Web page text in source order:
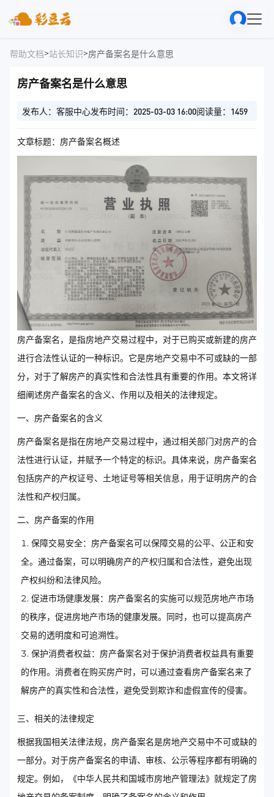
帮助文档>站长知识>房产备案名是什么意思
房产备案名是什么意思
发布人：客服中心发布时间：2025-03-03 16:00阅读量：1459
文章标题：房产备案名概述
房产备案名，是指房地产交易过程中，对于已购买或新建的房产
进行合法性认证的一种标识。它是房地产交易中不可或缺的一部
分，对于了解房产的真实性和合法性具有重要的作用。本文将详
细阐述房产备案名的含义、作用以及相关的法律规定。
一、房产备案名的含义
房产备案名是指在房地产交易过程中，通过相关部门对房产的合
法性进行认证，并赋予一个特定的标识。具体来说，房产备案名
包括房产的产权证号、土地证号等相关信息，用于证明房产的合
法性和产权归属。
二、房产备案的作用
保障交易安全：房产备案名可以保障交易的公平、公正和安
全。通过备案，可以明确房产的产权归属和合法性，避免出现
产权纠纷和法律风险。
促进市场健康发展：房产备案名的实施可以规范房地产市场
的秩序，促进房地产市场的健康发展。同时，也可以提高房产
交易的透明度和可追溯性。
保护消费者权益：房产备案名对于保护消费者权益具有重要
的作用。消费者在购买房产时，可以通过查看房产备案名来了
解房产的真实性和合法性，避免受到欺诈和虚假宣传的侵害。
三、相关的法律规定
根据我国相关法律法规，房产备案名是房地产交易中不可或缺的
一部分。对于房产备案名的申请、审核、公示等程序都有明确的
规定。例如，《中华人民共和国城市房地产管理法》就规定了房